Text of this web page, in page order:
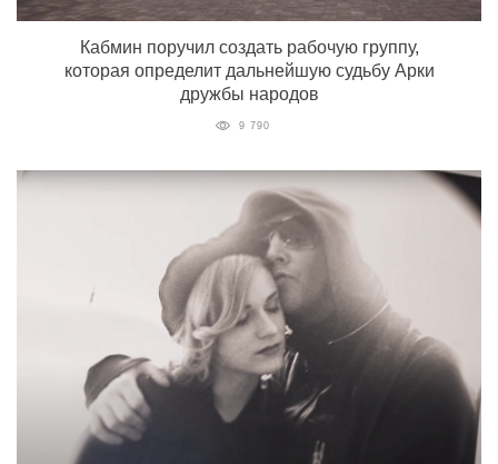
Кабмин поручил создать рабочую группу,
которая определит дальнейшую судьбу Арки
дружбы народов
9 790